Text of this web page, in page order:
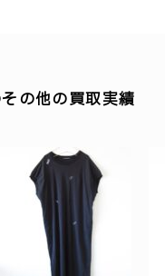
の他の買取実績